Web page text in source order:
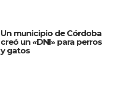
Un municipio de Córdoba
creó un «DNI» para perros
y gatos